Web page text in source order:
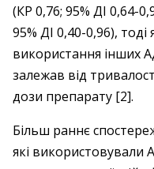
(КР 0,76; 95% ДІ 0,64-
95% ДI 0,40-0,96), тоді
використання інших
залежав від
дози препарату [2].
Більш раннє
які використовували